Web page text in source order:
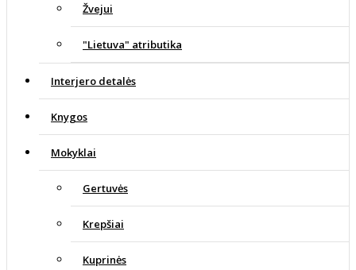
Žvejui
"Lietuva" atributika
Interjero detalės
Knygos
Mokyklai
Gertuvės
Krepšiai
Kuprinės